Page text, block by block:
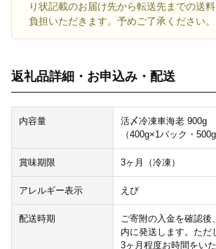
り状記載のお届け先から転送先までの送
負担いただきます。予めご了承ください。
返礼品詳細・お申込み・配送
内容量
活〆冷凍車海老 900g
（400g×1パック・
賞味期限 3ヶ月（冷凍）
アレルギー表示 えび
配送時期
ご寄附の入金を確認後
内に発送します。ただ
3ヶ月程度お時間をい